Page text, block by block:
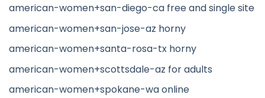
american-women+san-diego-ca free and single site
american-women+san-jose-az horny
american-women+santa-rosa-tx horny
american-women+scottsdale-az for adults
american-women+spokane-wa online